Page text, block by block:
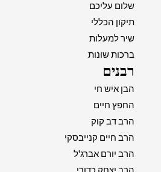
שלום עליכם
תיקון הכללי
שיר למעלות
ברכות שונות
רבנים
הבן איש חי
החפץ חיים
הרב דב קוק
הרב חיים קנייבסקי
הרב יורם אברג'ל